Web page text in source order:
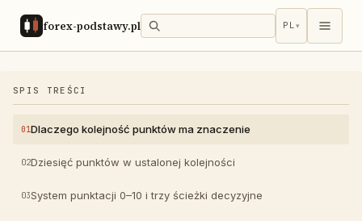
forex-podstawy.pl PL▾
SPIS TREŚCI
Dlaczego kolejność punktów ma znaczenie
Dziesięć punktów w ustalonej kolejności
System punktacji 0–10 i trzy ścieżki decyzyjne